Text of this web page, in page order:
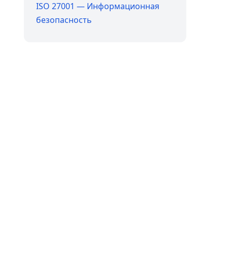
ISO 27001 — Информационная
безопасность